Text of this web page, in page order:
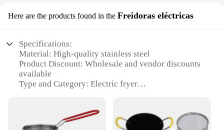
Here are the products found in the Freidoras eléctricas
Specifications:
Material: High-quality stainless steel
Product Discount: Wholesale and vendor discounts
available
Type and Category: Electric fryer
Usage and Purpose: Ideal for commercial or home
use